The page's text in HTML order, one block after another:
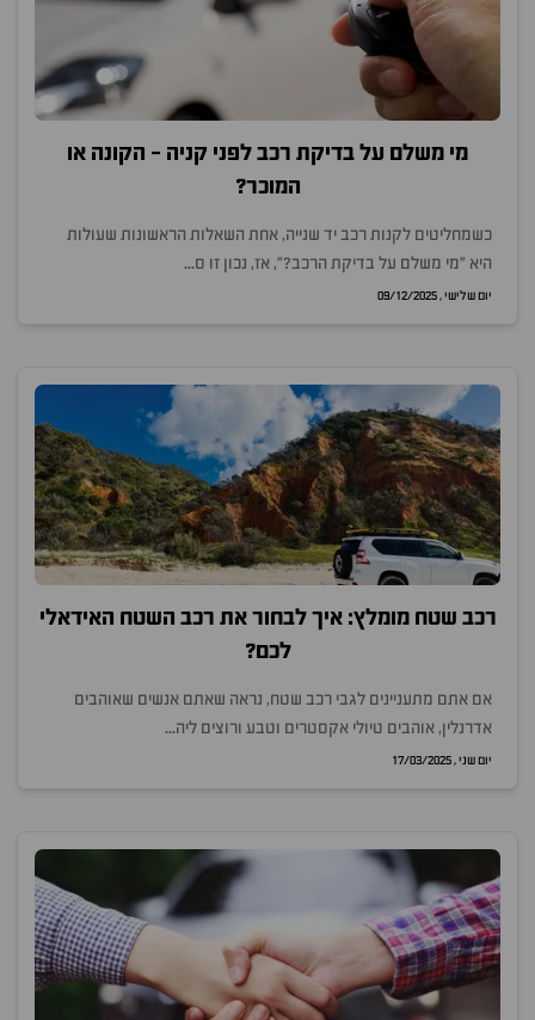
מי משלם על בדיקת רכב לפני קניה - הקונה או
המוכר?
כשמחליטים לקנות רכב יד שנייה, אחת השאלות הראשונות שעולות
היא "מי משלם על בדיקת הרכב?", אז, נכון זו ס...
יום שלישי , 09/12/2025
רכב שטח מומלץ: איך לבחור את רכב השטח האידאלי
לכם?
אם אתם מתעניינים לגבי רכב שטח, נראה שאתם אנשים שאוהבים
אדרנלין, אוהבים טיולי אקסטרים וטבע ורוצים ליה...
יום שני , 17/03/2025